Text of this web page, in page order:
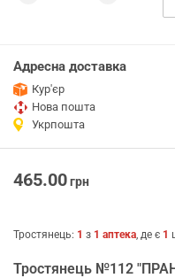
Адресна доставка
Кур'єр
Нова пошта
Укрпошта
465.00грн
Тростянець: 1 з 1 аптека, де є 1
Тростянець №112